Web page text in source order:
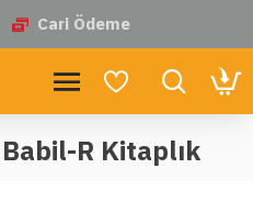
Cari Ödeme
Babil-R Kitaplık